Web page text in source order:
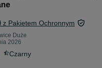
z Pakietem Ochronnym
Duże
2026
Czarny